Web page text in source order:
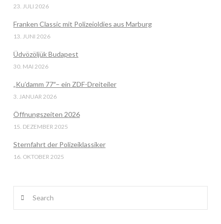
23. JULI 2026
Franken Classic mit Polizeioldies aus Marburg
13. JUNI 2026
Üdvözöljük Budapest
30. MAI 2026
„Ku’damm 77″– ein ZDF-Dreiteiler
3. JANUAR 2026
Öffnungszeiten 2026
15. DEZEMBER 2025
Sternfahrt der Polizeiklassiker
16. OKTOBER 2025